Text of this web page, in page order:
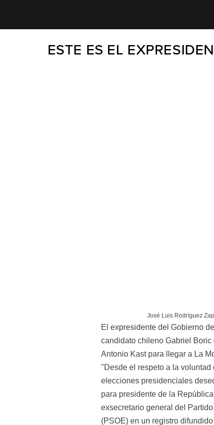
ESTE ES EL
José Luis Rodríguez
El expresidente del Gobierno
candidato chileno Gabriel
Antonio Kast para llegar a La
"Desde el respeto a la
elecciones presidenciales
para presidente de la
exsecretario general del
(PSOE) en un registro